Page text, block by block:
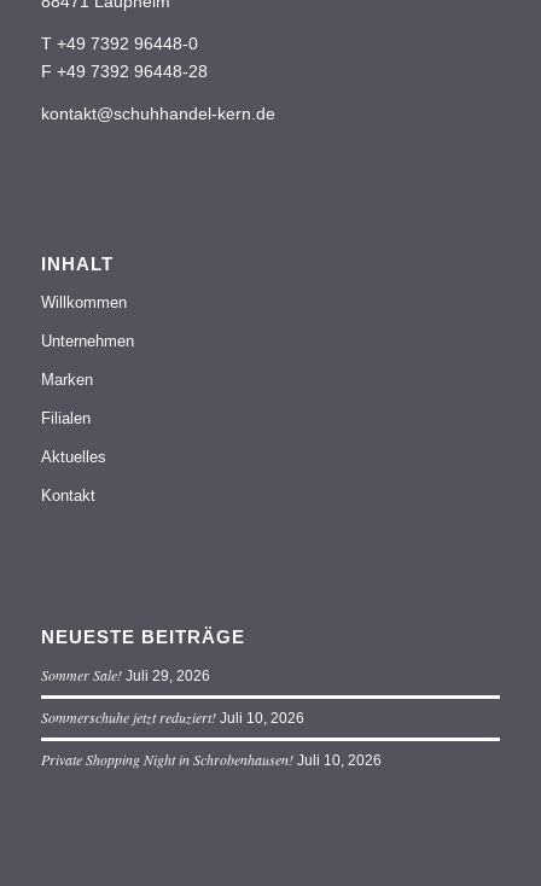
T +49 7392 96448-0
F +49 7392 96448-28
kontakt@schuhhandel-kern.de
INHALT
Willkommen
Unternehmen
Marken
Filialen
Aktuelles
Kontakt
NEUESTE BEITRÄGE
Sommer Sale! Juli 29, 2026
Sommerschuhe jetzt reduziert! Juli 10, 2026
Private Shopping Night in Schrobenhausen! Juli 10, 2026